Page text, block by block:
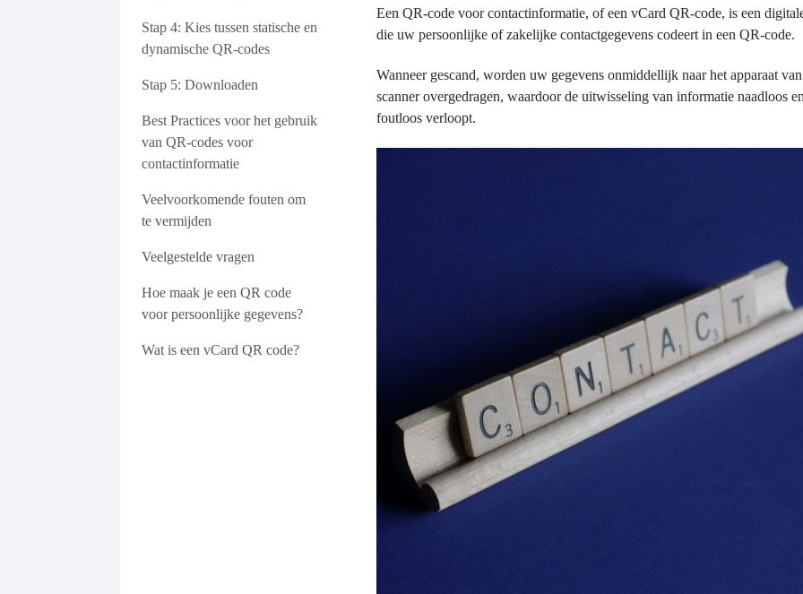
Stap 4: Kies tussen statische en
dynamische QR-codes
Stap 5: Downloaden
Best Practices voor het gebruik
van QR-codes voor
contactinformatie
Veelvoorkomende fouten om
te vermijden
Veelgestelde vragen
Hoe maak je een QR code
voor persoonlijke gegevens?
Wat is een vCard QR code?
Een QR-code voor contactinformatie, of een vCard QR-code, is een
die uw persoonlijke of zakelijke contactgegevens codeert in een QR-code.
Wanneer gescand, worden uw gegevens onmiddellijk naar het apparaat
scanner overgedragen, waardoor de uitwisseling van informatie naadloos en
foutloos verloopt.